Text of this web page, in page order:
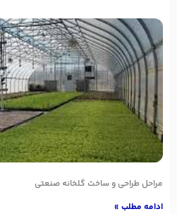
مراحل طراحی و ساخت گلخانه صنعتی
ادامه مطلب »